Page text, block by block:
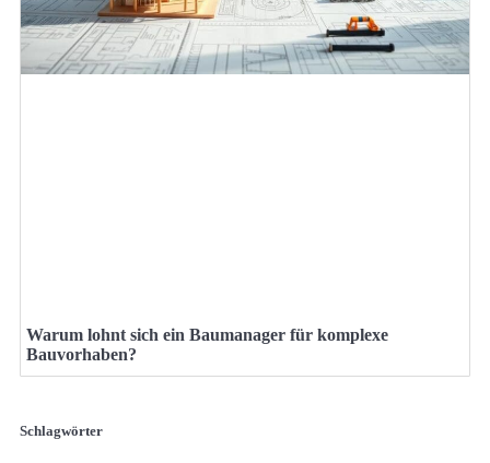
Warum lohnt sich ein Baumanager für komplexe
Bauvorhaben?
Schlagwörter